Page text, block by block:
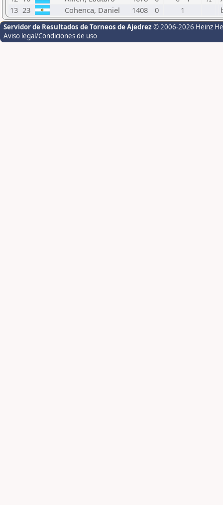
13 23 Cohenca, Daniel 1408 0 1
Servidor de Resultados de Torneos de Ajedrez © 2006-2026 Heinz
Aviso legal/Condiciones de uso